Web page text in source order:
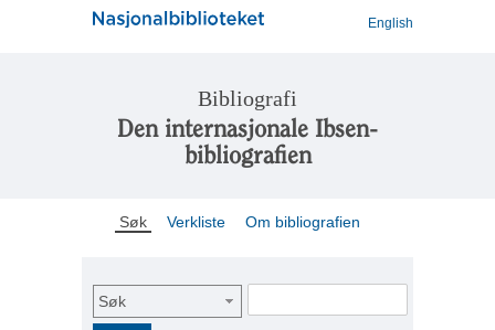
English
Bibliografi
Den internasjonale Ibsen-
bibliografien
Søk Verkliste Om bibliografien
Søk